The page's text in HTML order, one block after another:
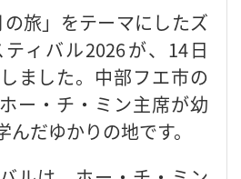
の旅」をテーマにしたズ
ィバル2026が、14日
ました。中部フエ市の
ー・チ・ミン主席が幼
だゆかりの地です。